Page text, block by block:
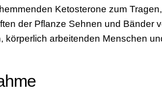
Ketosterone zum
der Pflanze Sehnen und Bänder
körperlich arbeitenden Menschen